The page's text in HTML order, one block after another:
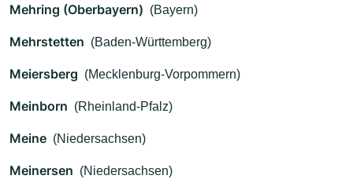
Mehring (Oberbayern) (Bayern)
Mehrstetten (Baden-Württemberg)
Meiersberg (Mecklenburg-Vorpommern)
Meinborn (Rheinland-Pfalz)
Meine (Niedersachsen)
Meinersen (Niedersachsen)